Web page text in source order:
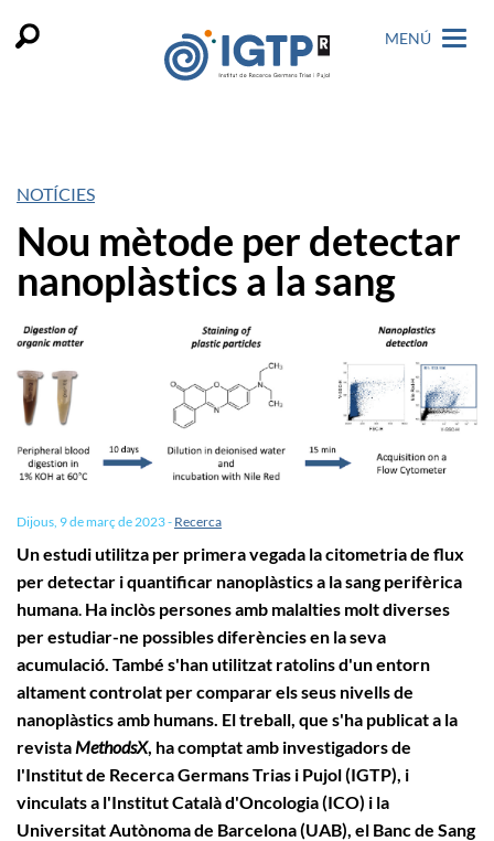
MENÚ
NOTÍCIES
Nou mètode per detectar
nanoplàstics a la sang
Dijous, 9 de març de 2023- Recerca
Un estudi utilitza per primera vegada la citometria de flux
per detectar i quantificar nanoplàstics a la sang perifèrica
humana. Ha inclòs persones amb malalties molt diverses
per estudiar-ne possibles diferències en la seva
acumulació. També s'han utilitzat ratolins d'un entorn
altament controlat per comparar els seus nivells de
nanoplàstics amb humans. El treball, que s'ha publicat a la
revista MethodsX, ha comptat amb investigadors de
l'Institut de Recerca Germans Trias i Pujol (IGTP), i
vinculats a l'Institut Català d'Oncologia (ICO) i la
Universitat Autònoma de Barcelona (UAB), el Banc de Sang